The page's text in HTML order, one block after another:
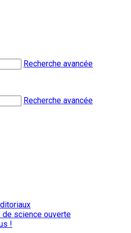
Recherche avancée
Recherche avancée
science ouverte
!